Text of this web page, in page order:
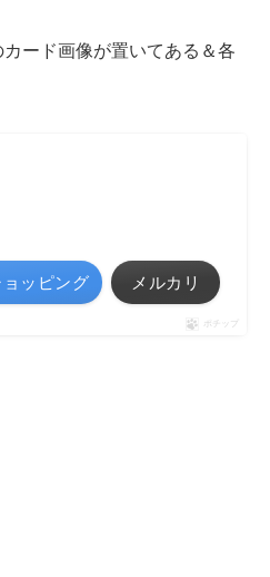
ード画像が置いてある＆各
ッピング メルカリ
ポチップ